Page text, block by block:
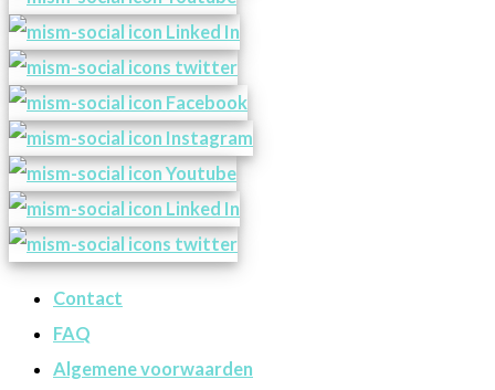
Contact
FAQ
Algemene voorwaarden